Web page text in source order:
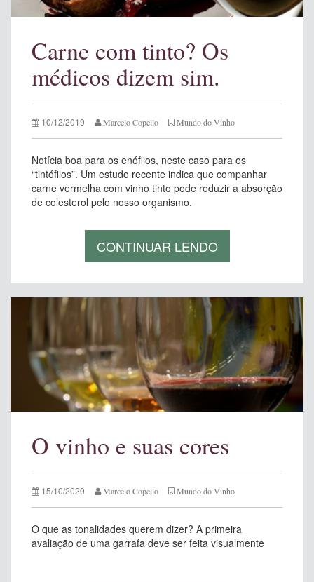
Carne com tinto? Os
médicos dizem sim.
10/12/2019 Marcelo Copello Mundo do Vinho
Notícia boa para os enófilos, neste caso para os
“tintófilos”. Um estudo recente indica que companhar
carne vermelha com vinho tinto pode reduzir a absorção
de colesterol pelo nosso organismo.
CONTINUAR LENDO
O vinho e suas cores
15/10/2020 Marcelo Copello Mundo do Vinho
O que as tonalidades querem dizer? A primeira
avaliação de uma garrafa deve ser feita visualmente